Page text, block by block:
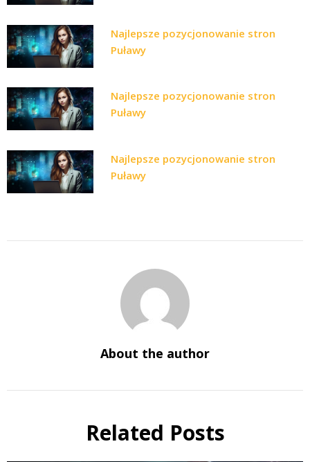
Najlepsze pozycjonowanie stron
Puławy
Najlepsze pozycjonowanie stron
Puławy
Najlepsze pozycjonowanie stron
Puławy
About the author
Related Posts